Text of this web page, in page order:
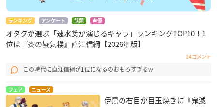
ランキング アンケート 話題 声優
オタクが選ぶ「速水奨が演じるキャラ」ランキングTOP10！1
位は『炎の蜃気楼』直江信綱【2026年版】
14コメント
この時代に直江信綱が1位になるのおもろすぎるw
フェア ニュース
伊黒の右目が目玉焼きに『鬼滅